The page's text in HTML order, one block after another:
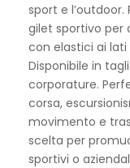
sport e l’outdoor.
gilet sportivo per
con elastici ai
Disponibile in
corporature.
corsa,
movimento e
scelta per
sportivi o